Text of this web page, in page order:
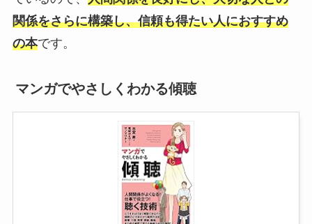
関係をさらに構築し、信頼も得たい人におすすめ
の本です。
マンガでやさしくわかる傾聴